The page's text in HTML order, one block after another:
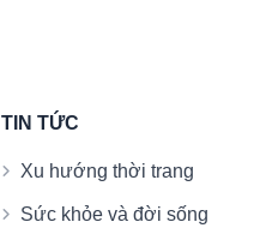
TIN TỨC
Xu hướng thời trang
Sức khỏe và đời sống